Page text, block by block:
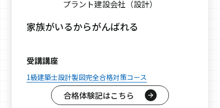
プラント建設会社（設計）
家族がいるからがんばれる
受講講座
1級建築士設計製図完全合格対策コース
合格体験記はこちら